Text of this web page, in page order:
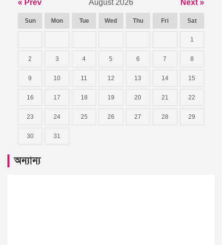
« Prev August 2026 Next »
Sun Mon Tue Wed Thu Fri Sat
1
2 3 4 5 6 7 8
9 10 11 12 13 14 15
16 17 18 19 20 21 22
23 24 25 26 27 28 29
30 31
অন্যান্য